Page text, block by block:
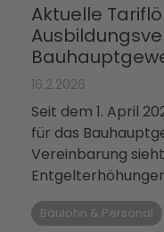
Aktuelle
16.2.2026
Seit dem 1. April
für das
Vereinbarung
Baulohn & Personal